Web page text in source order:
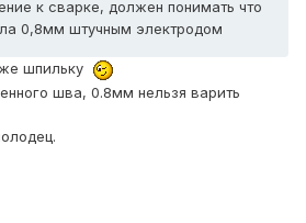
к сварке, должен понимать что
0,8мм штучным электродом
шпильку
шва, 0.8мм нельзя варить